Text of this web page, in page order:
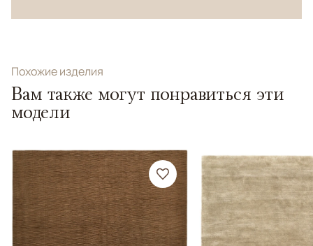
Похожие изделия
Вам также могут понравиться эти
модели